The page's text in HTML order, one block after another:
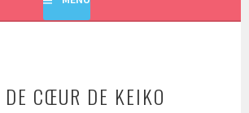
DE CŒUR DE KEIKO